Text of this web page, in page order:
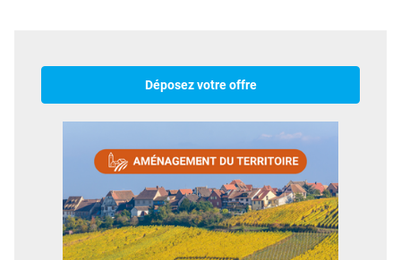
Déposez votre offre